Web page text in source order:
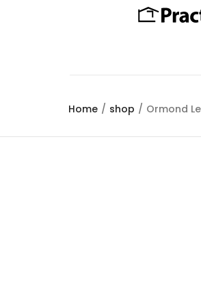
Home / shop / Ormond